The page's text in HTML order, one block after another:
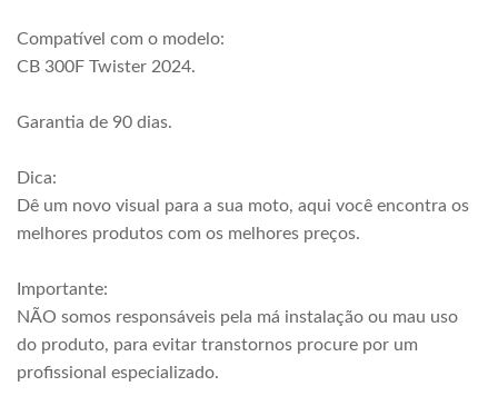
Compatível com o modelo:
CB 300F Twister 2024.
Garantia de 90 dias.
Dica:
Dê um novo visual para a sua moto, aqui você encontra os
melhores produtos com os melhores preços.
Importante:
NÃO somos responsáveis pela má instalação ou mau uso
do produto, para evitar transtornos procure por um
profissional especializado.